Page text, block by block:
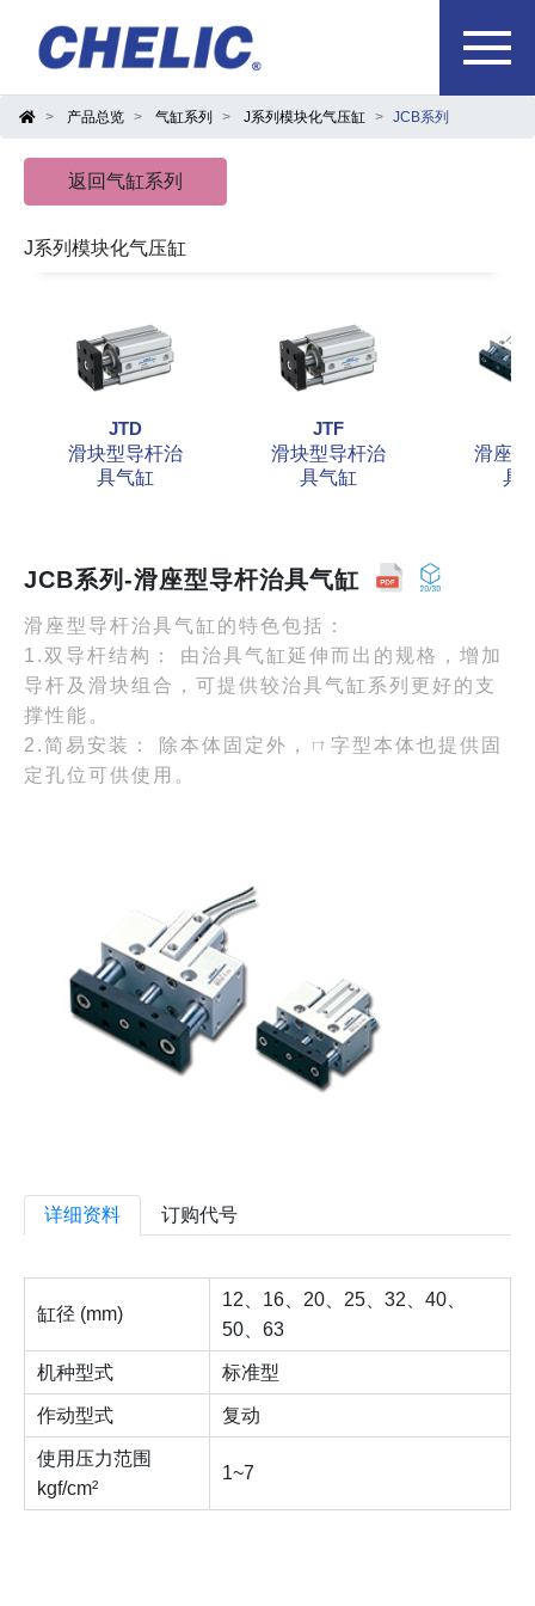
产品总览 气缸系列 J系列模块化气压缸 JCB系列
返回气缸系列
J系列模块化气压缸
JTD
滑块型导杆治
具气缸
JTF
滑块型导杆治
具气缸
滑座
具
JCB系列-滑座型导杆治具气缸
滑座型导杆治具气缸的特色包括：
1.双导杆结构： 由治具气缸延伸而出的规格，增加
导杆及滑块组合，可提供较治具气缸系列更好的支
撑性能。
2.简易安装： 除本体固定外，ㄇ字型本体也提供固
定孔位可供使用。
详细资料 订购代号
缸径 (mm)
12、16、20、25、32、40、
50、63
机种型式 标准型
作动型式 复动
使用压力范围
kgf/cm²
1~7